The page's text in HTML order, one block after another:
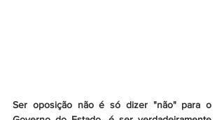
Ser oposição não é só dizer "não" para o